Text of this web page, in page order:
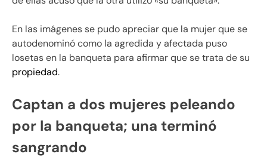
En las imágenes se pudo apreciar que la mujer que se
autodenominó como la agredida y afectada puso
losetas en la banqueta para afirmar que se trata de su
propiedad.
Captan a dos mujeres peleando
por la banqueta; una terminó
sangrando